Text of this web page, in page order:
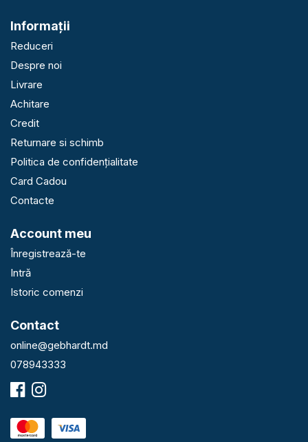
Informaţii
Reduceri
Despre noi
Livrare
Achitare
Credit
Returnare si schimb
Politica de confidențialitate
Card Cadou
Contacte
Account meu
Înregistrează-te
Intră
Istoric comenzi
Contact
online@gebhardt.md
078943333